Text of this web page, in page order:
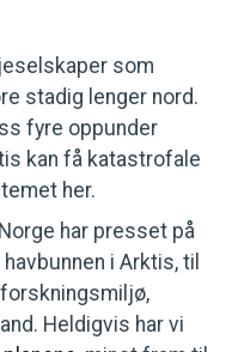
som
stadig lenger nord.
fyre oppunder
kan få katastrofale
her.
Norge har presset på
i Arktis, til
Heldigvis har vi